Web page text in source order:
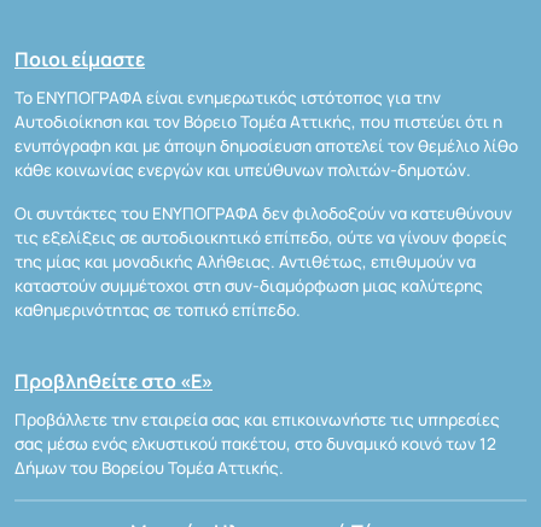
Ποιοι είμαστε
Το ΕΝΥΠΟΓΡΑΦΑ είναι ενημερωτικός ιστότοπος για την
Αυτοδιοίκηση και τον Βόρειο Τομέα Αττικής, που πιστεύει ότι η
ενυπόγραφη και με άποψη δημοσίευση αποτελεί τον θεμέλιο λίθο
κάθε κοινωνίας ενεργών και υπεύθυνων πολιτών-δημοτών.
Οι συντάκτες του ΕΝΥΠΟΓΡΑΦΑ δεν φιλοδοξούν να κατευθύνουν
τις εξελίξεις σε αυτοδιοικητικό επίπεδο, ούτε να γίνουν φορείς
της μίας και μοναδικής Αλήθειας. Αντιθέτως, επιθυμούν να
καταστούν συμμέτοχοι στη συν-διαμόρφωση μιας καλύτερης
καθημερινότητας σε τοπικό επίπεδο.
Προβληθείτε στο «Ε»
Προβάλλετε την εταιρεία σας και επικοινωνήστε τις υπηρεσίες
σας μέσω ενός ελκυστικού πακέτου, στο δυναμικό κοινό των 12
Δήμων του Βορείου Τομέα Αττικής.